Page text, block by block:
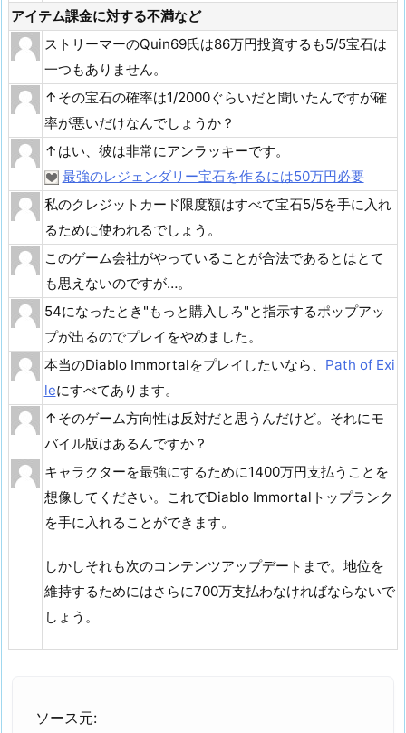
アイテム課金に対する不満など
ストリーマーのQuin69氏は86万円投資するも5/5宝石は
一つもありません。
↑その宝石の確率は1/2000ぐらいだと聞いたんですが確
率が悪いだけなんでしょうか？
↑はい、彼は非常にアンラッキーです。
最強のレジェンダリー宝石を作るには50万円必要
私のクレジットカード限度額はすべて宝石5/5を手に入れ
るために使われるでしょう。
このゲーム会社がやっていることが合法であるとはとて
も思えないのですが…。
54になったとき"もっと購入しろ"と指示するポップアッ
プが出るのでプレイをやめました。
本当のDiablo Immortalをプレイしたいなら、 Path of Exi
leにすべてあります。
↑そのゲーム方向性は反対だと思うんだけど。それにモ
バイル版はあるんですか？
キャラクターを最強にするために1400万円支払うことを
想像してください。これでDiablo Immortalトップランク
を手に入れることができます。
しかしそれも次のコンテンツアップデートまで。地位を
維持するためにはさらに700万支払わなければならないで
しょう。
ソース元: